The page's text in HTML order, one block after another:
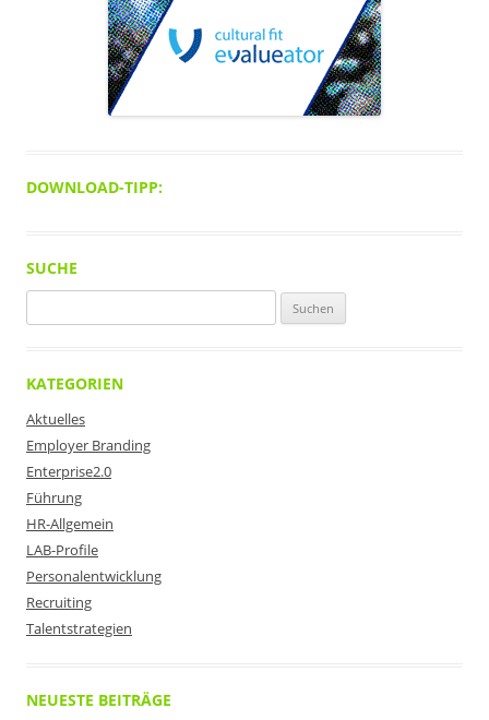
DOWNLOAD-TIPP:
SUCHE
nach:
KATEGORIEN
Aktuelles
Employer Branding
Enterprise2.0
Führung
HR-Allgemein
LAB-Profile
Personalentwicklung
Recruiting
Talentstrategien
NEUESTE BEITRÄGE